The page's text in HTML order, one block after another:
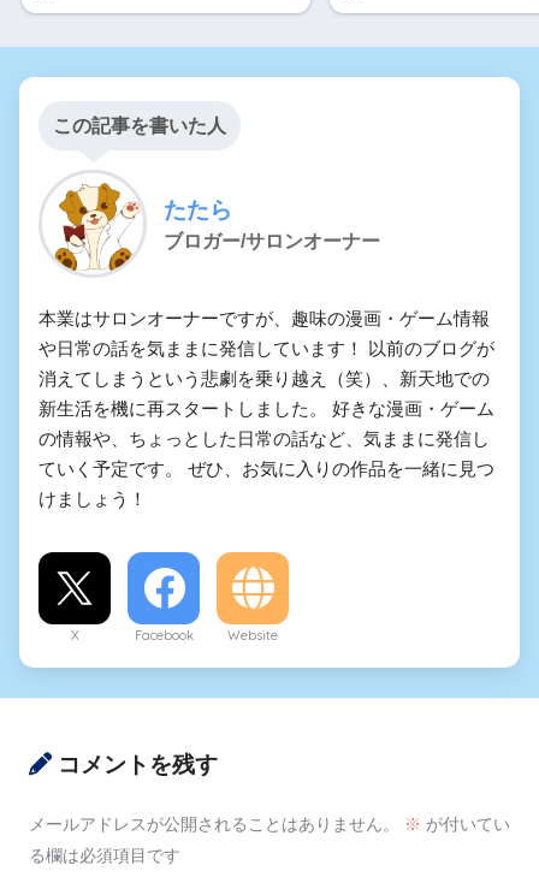
この記事を書いた人
たたら
ブロガー/サロンオーナー
本業はサロンオーナーですが、趣味の漫画・ゲーム情報
や日常の話を気ままに発信しています！ 以前のブログが
消えてしまうという悲劇を乗り越え（笑）、新天地での
新生活を機に再スタートしました。 好きな漫画・ゲーム
の情報や、ちょっとした日常の話など、気ままに発信し
ていく予定です。 ぜひ、お気に入りの作品を一緒に見つ
けましょう！
X Facebook Website
コメントを残す
メールアドレスが公開されることはありません。 ※ が付いてい
る欄は必須項目です